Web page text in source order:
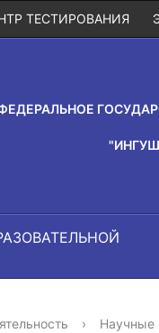
ТЕСТИРОВАНИЯ
› Научные